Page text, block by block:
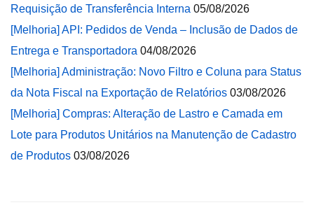
Requisição de Transferência Interna 05/08/2026
[Melhoria] API: Pedidos de Venda – Inclusão de Dados de
Entrega e Transportadora 04/08/2026
[Melhoria] Administração: Novo Filtro e Coluna para Status
da Nota Fiscal na Exportação de Relatórios 03/08/2026
[Melhoria] Compras: Alteração de Lastro e Camada em
Lote para Produtos Unitários na Manutenção de Cadastro
de Produtos 03/08/2026